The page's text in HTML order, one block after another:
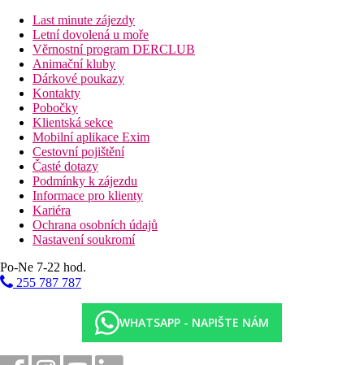
Last minute zájezdy
Letní dovolená u moře
Věrnostní program DERCLUB
Animační kluby
Dárkové poukazy
Kontakty
Pobočky
Klientská sekce
Mobilní aplikace Exim
Cestovní pojištění
Časté dotazy
Podmínky k zájezdu
Informace pro klienty
Kariéra
Ochrana osobních údajů
Nastavení soukromí
Po-Ne 7-22 hod.
255 787 787
WHATSAPP - NAPIŠTE NÁM